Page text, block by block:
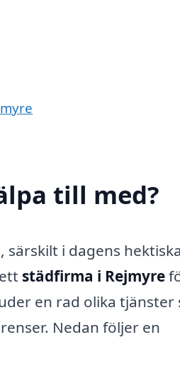
till med?
i dagens
städfirma i Rejmyre
en rad olika tjänster
Nedan följer en